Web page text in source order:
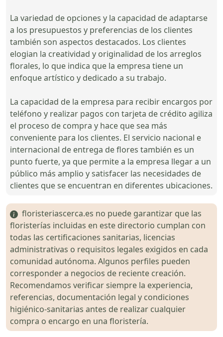
La variedad de opciones y la capacidad de adaptarse
a los presupuestos y preferencias de los clientes
también son aspectos destacados. Los clientes
elogian la creatividad y originalidad de los arreglos
florales, lo que indica que la empresa tiene un
enfoque artístico y dedicado a su trabajo.
La capacidad de la empresa para recibir encargos por
teléfono y realizar pagos con tarjeta de crédito agiliza
el proceso de compra y hace que sea más
conveniente para los clientes. El servicio nacional e
internacional de entrega de flores también es un
punto fuerte, ya que permite a la empresa llegar a un
público más amplio y satisfacer las necesidades de
clientes que se encuentran en diferentes ubicaciones.
floristeriascerca.es no puede garantizar que las
floristerías incluidas en este directorio cumplan con
todas las certificaciones sanitarias, licencias
administrativas o requisitos legales exigidos en cada
comunidad autónoma. Algunos perfiles pueden
corresponder a negocios de reciente creación.
Recomendamos verificar siempre la experiencia,
referencias, documentación legal y condiciones
higiénico-sanitarias antes de realizar cualquier
compra o encargo en una floristería.